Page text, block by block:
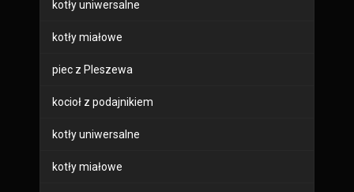
kotły uniwersalne
kotły miałowe
piec z Pleszewa
kocioł z podajnikiem
kotły uniwersalne
kotły miałowe